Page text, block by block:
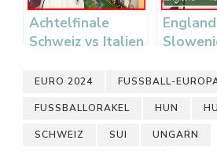
Achtelfinale
Schweiz vs Italien
EURO 2024 FUSSBALL-
FUSSBALLORAKEL HUN
SCHWEIZ SUI UNGARN